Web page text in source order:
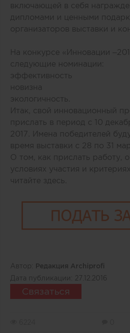
включающей в себя
дипломами и ценными
организаторов выставки и
На конкурсе «Инновации
следующие номинации:
эффективность
новизна
экологичность.
Итак, свой инновационный
прислать в период с 10
2017. Имена победителей
время выставки с 28 по 31
О том, как прислать работу,
условиях участия и
читайте здесь
Автор:
Редакция Archiprofi
Дата публикации:
27.12.2016
Связаться